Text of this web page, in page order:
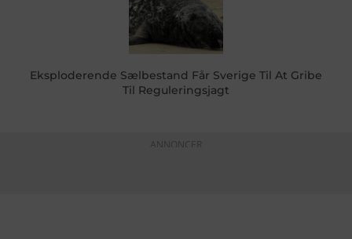
Eksploderende Sælbestand Får Sverige Til At Gribe
Til Reguleringsjagt
ANNONCER